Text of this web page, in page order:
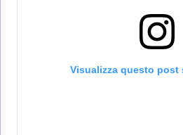
Visualizza questo post